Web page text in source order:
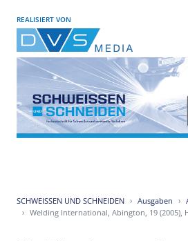
REALISIERT VON
SCHWEISSEN UND SCHNEIDEN Ausgaben
Welding International, Abington, 19 (2005),